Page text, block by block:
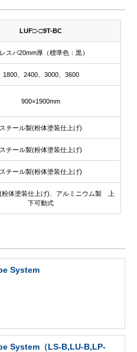
LUF□-□9T-BC
レスパ20mm厚（標準色：黒）
1800、2400、3000、3600
900×1900mm
スチール製(粉体塗装仕上げ)
スチール製(粉体塗装仕上げ)
スチール製(粉体塗装仕上げ)
粉体塗装仕上げ)、アルミニウム製 上
下可動式
System
System（LS-B,LU-B,LP-